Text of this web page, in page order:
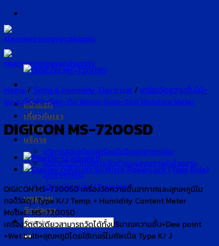
Skip
to
content
หน้าแรก
เกี่ยวกับเรา
สินค้า
บริการ
บริการสอบเทียบเครื่องมือวัดอุตสาหกรรม
บริการรับดำเนินการจัดทำระบบคุณภาพในโรงงาน
อุตสาหกรรม
บริการฝึกอบรม (Training)
บทความ
ติดต่อเรา
Search
for:
Home / Temp & Humidity, Electrical / เครื่องวัดความชื้นไม้-
ผง-เมล็ดพืช-วัสดุ-ดิน Wood-Gain-Soil Moisture Meter
DIGICON MS-7200SD
DIGICON MS-7200SD เครื่องวัดความชื้นอากาศและอุณหภูมิใน
กองวัสดุ | Type K/J Temp. + Humidity Content Meter
Model : MS-7200SD
เครื่องวัดตัวเดียวสามารถวัดได้ทั้งปริมาณความชื้น+Dew point
+Wet bulb+อุณหภูมิโดยใช้เทอร์โมคัพเปิ้ล Type K/ J